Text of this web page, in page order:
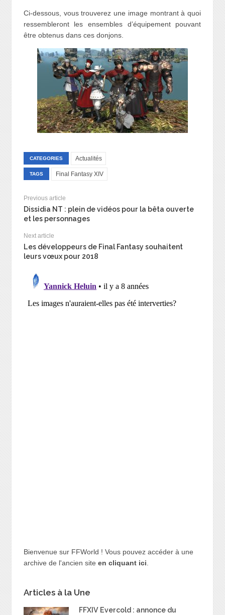
Ci-dessous, vous trouverez une image montrant à quoi
ressembleront les ensembles d’équipement pouvant
être obtenus dans ces donjons.
CATEGORIES Actualités
TAGS Final Fantasy XIV
Previous article
Dissidia NT : plein de vidéos pour la bêta ouverte
et les personnages
Next article
Les développeurs de Final Fantasy souhaitent
leurs vœux pour 2018
Bienvenue sur FFWorld ! Vous pouvez accéder à une
archive de l'ancien site en cliquant ici
Articles à la Une
FFXIV Evercold : annonce du